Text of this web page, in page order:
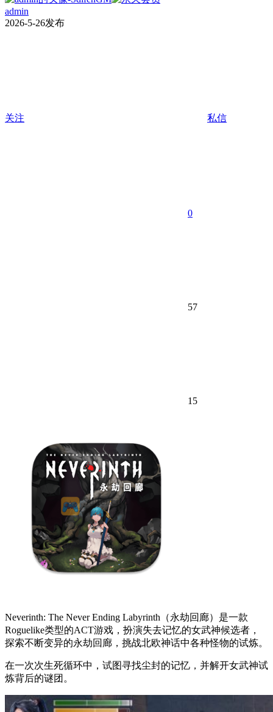
admin
2026-5-26发布
关注 私信
0
57
15
Neverinth: The Never Ending Labyrinth（永劫回廊）是一款
Roguelike类型的ACT游戏，扮演失去记忆的女武神候选者，
探索不断变异的永劫回廊，挑战北欧神话中各种怪物的试炼。
在一次次生死循环中，试图寻找尘封的记忆，并解开女武神试
炼背后的谜团。